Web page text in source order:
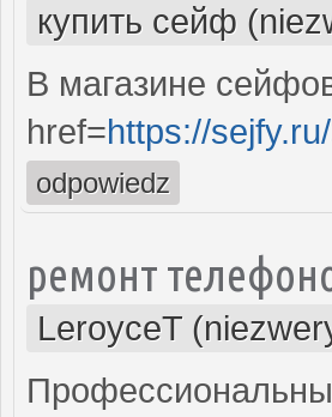
купить сейф
В магазине
href=https://
odpowiedz
ремонт
LeroyceT